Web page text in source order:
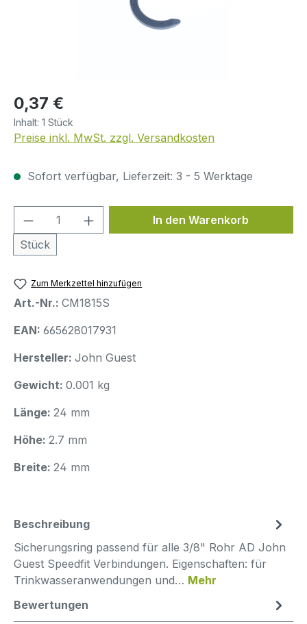
Regulärer Preis:
0,37 €
Inhalt: 1 Stück
Preise inkl. MwSt. zzgl. Versandkosten
Sofort verfügbar, Lieferzeit: 3 - 5 Werktage
Produkt Anzahl: Gib den
Stück
In den Warenkorb
Zum Merkzettel hinzufügen
Art.-Nr.: CM1815S
EAN: 665628017931
Hersteller: John Guest
Gewicht: 0.001 kg
Länge: 24 mm
Höhe: 2.7 mm
Breite: 24 mm
Beschreibung
Sicherungsring passend für alle 3/8" Rohr AD John
Guest Speedfit Verbindungen. Eigenschaften: für
Trinkwasseranwendungen und… Mehr
Bewertungen